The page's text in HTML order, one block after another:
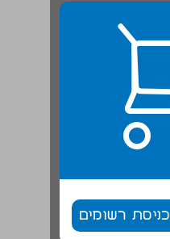
כניסת רשומים